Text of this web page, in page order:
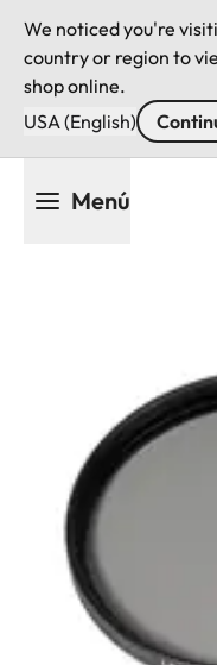
We noticed you're
country or region to
shop online.
USA (English)
Menú